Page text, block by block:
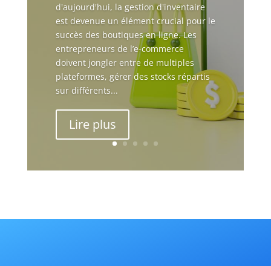
d'aujourd'hui, la gestion d'inventaire
est devenue un élément crucial pour le
succès des boutiques en ligne. Les
entrepreneurs de l’e-commerce
doivent jongler entre de multiples
plateformes, gérer des stocks répartis
sur différents...
Lire plus